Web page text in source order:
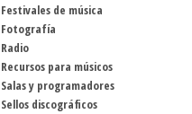
Festivales de música
Fotografía
Radio
Recursos para músicos
Salas y programadores
Sellos discográficos